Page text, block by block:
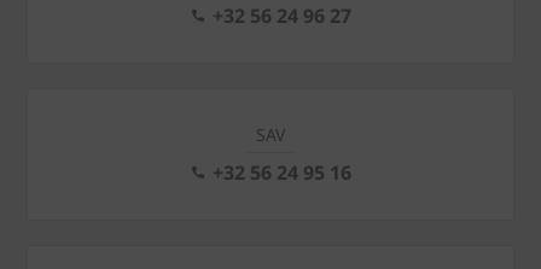
+32 56 24 96 27
SAV
+32 56 24 95 16